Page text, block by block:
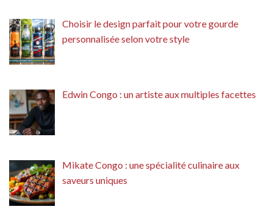
Choisir le design parfait pour votre gourde
personnalisée selon votre style
Edwin Congo : un artiste aux multiples facettes
Mikate Congo : une spécialité culinaire aux
saveurs uniques